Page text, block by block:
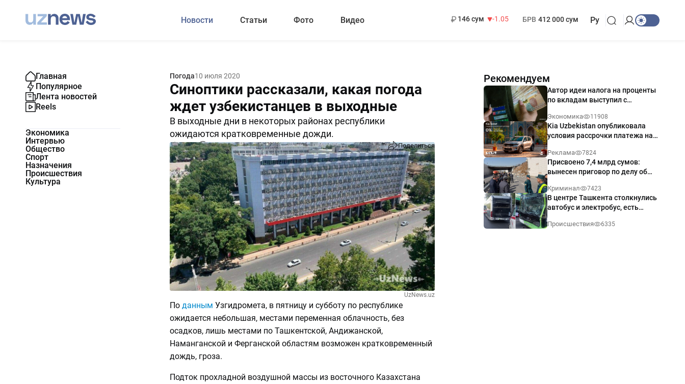
Новости Статьи Фото Видео
146 сум
-1.05
БРВ 412 000 сум Ру
Главная
Популярное
Лента новостей
Reels
Экономика
Интервью
Общество
Спорт
Назначения
Происшествия
Культура
Погода10 июля 2020
Синоптики рассказали, какая погода
ждет узбекистанцев в выходные
В выходные дни в некоторых районах республики
ожидаются кратковременные дожди.
18383 0 Поделиться
UzNews.uz
По данным Узгидромета, в пятницу и субботу по республике
ожидается небольшая, местами переменная облачность, без
осадков, лишь местами по Ташкентской, Андижанской,
Наманганской и Ферганской областям возможен кратковременный
дождь, гроза.
Подток прохладной воздушной массы из восточного Казахстана
Рекомендуем
Автор идеи налога на проценты
по вкладам выступил с
Экономика 11908
Kia Uzbekistan опубликовала
условия рассрочки платежа на
годовых
Реклама 7824
Присвоено 7,4 млрд сумов:
вынесен приговор по делу об
Ташкенте
Криминал 7423
В центре Ташкента столкнулись
автобус и электробус, есть
Происшествия 6335